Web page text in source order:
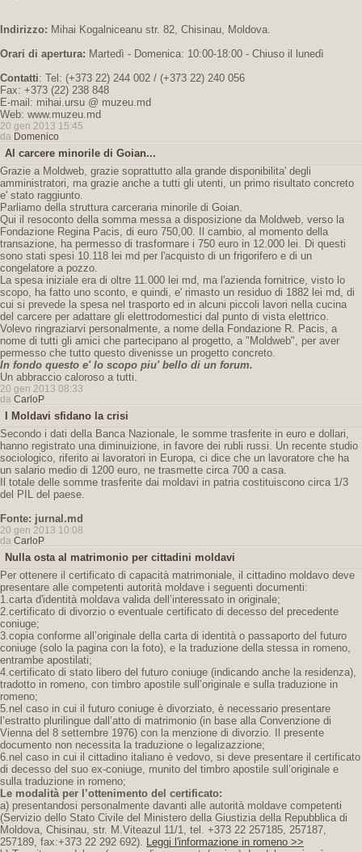
Indirizzo: Mihai Kogalniceanu str. 82, Chisinau, Moldova.
Orari di apertura: Martedì - Domenica: 10:00-18:00 - Chiuso il lunedì
Contatti: Tel: (+373 22) 244 002 / (+373 22) 240 056
Fax: +373 (22) 238 848
E-mail: mihai.ursu @ muzeu.md
Web: www.muzeu.md
20 gen 2013 15:45
da Domenico
Al carcere minorile di Goian...
Grazie a Moldweb, grazie soprattutto alla grande disponibilita' degli
amministratori, ma grazie anche a tutti gli utenti, un primo risultato concreto
e' stato raggiunto.
Parliamo della struttura carceraria minorile di Goian.
Qui il resoconto della somma messa a disposizione da Moldweb, verso la
Fondazione Regina Pacis, di euro 750,00. Il cambio, al momento della
transazione, ha permesso di trasformare i 750 euro in 12.000 lei. Di questi
sono stati spesi 10.118 lei md per l'acquisto di un frigorifero e di un
congelatore a pozzo.
La spesa iniziale era di oltre 11.000 lei md, ma l'azienda fornitrice, visto lo
scopo, ha fatto uno sconto, e quindi, e' rimasto un residuo di 1882 lei md, di
cui si prevede la spesa nel trasporto ed in alcuni piccoli lavori nella cucina
del carcere per adattare gli elettrodomestici dal punto di vista elettrico.
Volevo ringraziarvi personalmente, a nome della Fondazione R. Pacis, a
nome di tutti gli amici che partecipano al progetto, a "Moldweb", per aver
permesso che tutto questo divenisse un progetto concreto.
In fondo questo e' lo scopo piu' bello di un forum.
Un abbraccio caloroso a tutti.
20 gen 2013 08:33
da CarloP
I Moldavi sfidano la crisi
Secondo i dati della Banca Nazionale, le somme trasferite in euro e dollari,
hanno registrato una diminuizione, in favore dei rubli russi. Un recente studio
sociologico, riferito ai lavoratori in Europa, ci dice che un lavoratore che ha
un salario medio di 1200 euro, ne trasmette circa 700 a casa.
Il totale delle somme trasferite dai moldavi in patria costituiscono circa 1/3
del PIL del paese.
Fonte: jurnal.md
20 gen 2013 10:08
da CarloP
Nulla osta al matrimonio per cittadini moldavi
Per ottenere il certificato di capacità matrimoniale, il cittadino moldavo deve
presentare alle competenti autorità moldave i seguenti documenti:
1.carta d'identità moldava valida dell’interessato in originale;
2.certificato di divorzio o eventuale certificato di decesso del precedente
coniuge;
3.copia conforme all’originale della carta di identità o passaporto del futuro
coniuge (solo la pagina con la foto), e la traduzione della stessa in romeno,
entrambe apostilati;
4.certificato di stato libero del futuro coniuge (indicando anche la residenza),
tradotto in romeno, con timbro apostile sull’originale e sulla traduzione in
romeno;
5.nel caso in cui il futuro coniuge è divorziato, è necessario presentare
l’estratto plurilingue dall’atto di matrimonio (in base alla Convenzione di
Vienna del 8 settembre 1976) con la menzione di divorzio. Il presente
documento non necessita la traduzione o legalizazzione;
6.nel caso in cui il cittadino italiano è vedovo, si deve presentare il certificato
di decesso del suo ex-coniuge, munito del timbro apostile sull’originale e
sulla traduzione in romeno;
Le modalità per l’ottenimento del certificato:
a) presentandosi personalmente davanti alle autorità moldave competenti
(Servizio dello Stato Civile del Ministero della Giustizia della Repubblica di
Moldova, Chisinau, str. M.Viteazul 11/1, tel. +373 22 257185, 257187,
257189, fax:+373 22 292 692). Leggi l'informazione in romeno >>